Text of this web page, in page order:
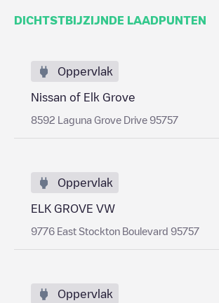
DICHTSTBIJZIJNDE LAADPUNTEN
Oppervlak
Nissan of Elk Grove
8592 Laguna Grove Drive 95757
Oppervlak
ELK GROVE VW
9776 East Stockton Boulevard 95757
Oppervlak